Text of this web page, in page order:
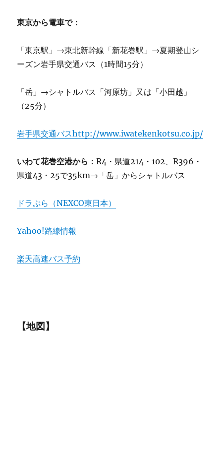
東京から電車で：
「東京駅」→東北新幹線「新花巻駅」→夏期登山シ
ーズン岩手県交通バス（1時間15分）
「岳」→シャトルバス「河原坊」又は「小田越」
（25分）
岩手県交通バスhttp://www.iwatekenkotsu.co.jp/
いわて花巻空港から：R4・県道214・102、R396・
県道43・25で35km→「岳」からシャトルバス
ドラぷら（NEXCO東日本）
Yahoo!路線情報
楽天高速バス予約
【地図】